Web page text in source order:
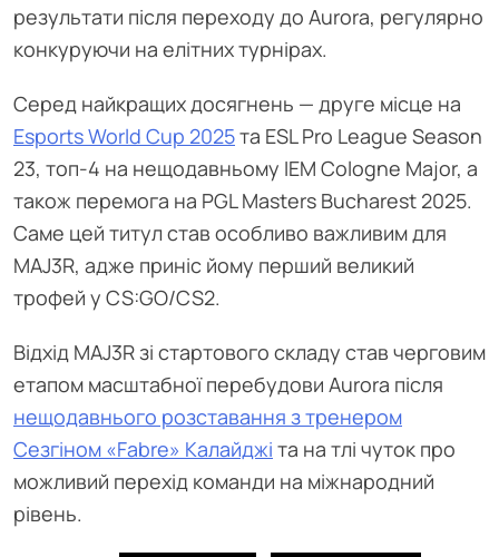
результати після переходу до Aurora, регулярно
конкуруючи на елітних турнірах.
Серед найкращих досягнень — друге місце на
Esports World Cup 2025та ESL Pro League Season
23, топ-4 на нещодавньому IEM Cologne Major, а
також перемога на PGL Masters Bucharest 2025.
Саме цей титул став особливо важливим для
MAJ3R, адже приніс йому перший великий
трофей у CS:GO/CS2.
Відхід MAJ3R зі стартового складу став черговим
етапом масштабної перебудови Aurora після
нещодавнього розставання з тренером
Сезгіном «Fabre» Калайджі та на тлі чуток про
можливий перехід команди на міжнародний
рівень.